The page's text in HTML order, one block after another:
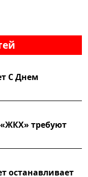
С Днем
требуют
останавливает